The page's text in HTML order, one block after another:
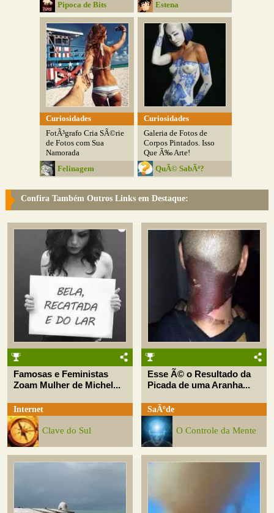
Pipoca de Bits
Estena
Curiosidades
FotÃ³grafo Cria SÃ©rie
de Fotos com Sua
Namorada
Felinagem
Curiosidades
Galeria de Fotos de
Corpos Pintados. Isso
Que Ã‰ Arte!
QuÃ© SabÃª?
Confira Também Outros Links em Destaque:
Famosas e Feministas
Zoam Mulher de Michel...
Internet
Clave do Sul
Esse Ã© o Resultado da
Picada de uma Aranha...
SaÃºde
O Controle da Mente